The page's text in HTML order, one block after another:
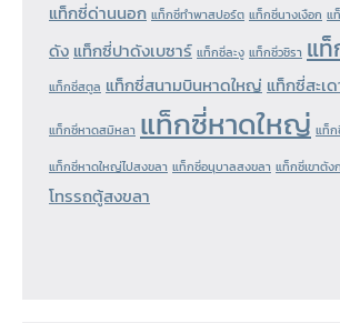
แท็กซี่ด่านนอก แท็กซี่ทำพาสปอร์ต แท็กซี่นางเงือก แ
ดัง แท็กซี่ปาดังเบซาร์ แท็กซี่ละงู แท็กซี่วชิรา แ
แท็กซี่สตูล แท็กซี่สนามบินหาดใหญ่ แท็กซี่สะเด
แท็กซี่หาดสมิหลา แท็กซี่หาดใหญ่ แท็ก
แท็กซี่หาดใหญ่ไปสงขลา แท็กซี่อนุบาลสงขลา แท็กซี่เขาตัง
โทรรถตู้สงขลา